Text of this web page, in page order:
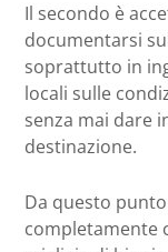
Il secondo è
documentarsi
soprattutto in
locali sulle
senza mai dare
destinazione.
Da questo
completamente